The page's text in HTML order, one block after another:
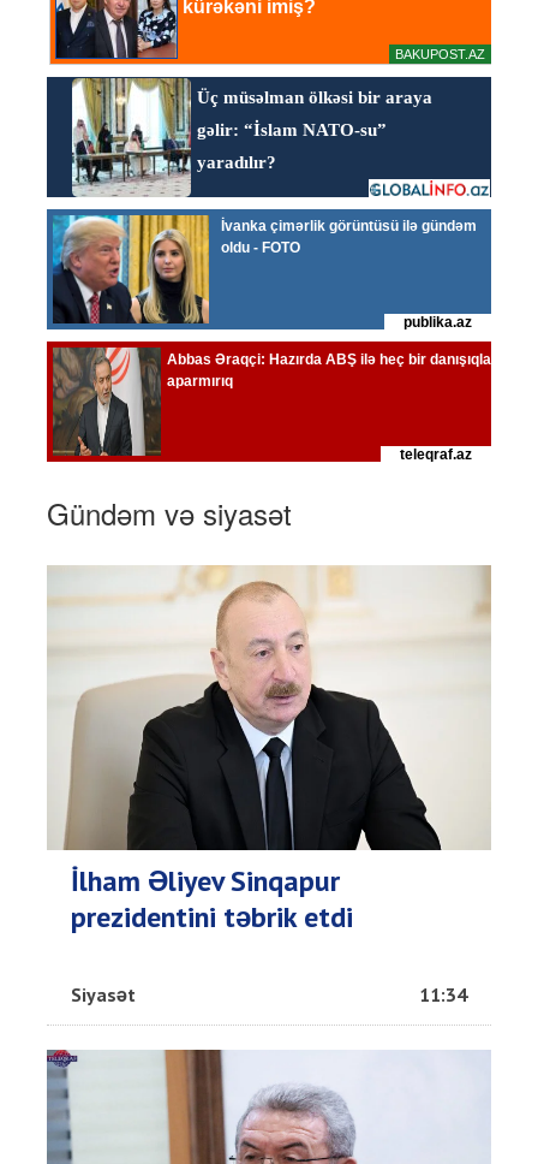
Gündəm və siyasət
İlham Əliyev Sinqapur
prezidentini təbrik etdi
Siyasət 11:34